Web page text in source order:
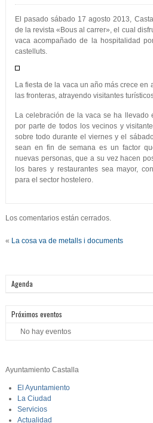
El pasado sábado 17 agosto 2013,
de la revista «Bous al carrer», el cual
vaca acompañado de la hospitalidad
castelluts.
La fiesta de la vaca un año más crece en
las fronteras, atrayendo visitantes
La celebración de la vaca se ha llevado
por parte de todos los vecinos y
sobre todo durante el viernes y el
sean en fin de semana es un factor
nuevas personas, que a su vez hacen
los bares y restaurantes sea mayor,
para el sector hostelero.
Los comentarios están cerrados.
« La cosa va de metalls i documents
Agenda
Próximos eventos
No hay eventos
Ayuntamiento Castalla
El Ayuntamiento
La Ciudad
Servicios
Actualidad